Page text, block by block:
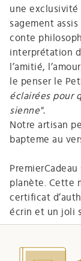
une exclusivité
sagement
conte
interprétation
l’amitié,
le penser le
éclairées pour
sienne".
Notre artisan
bapteme au
planète. Cette
certificat
écrin et un joli